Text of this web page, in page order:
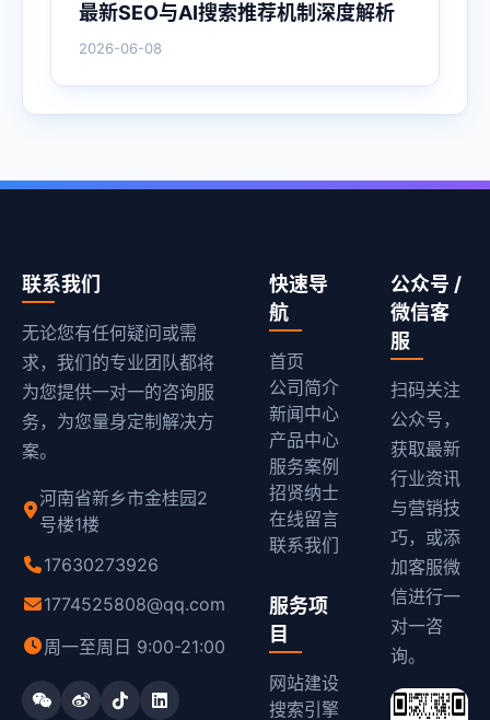
最新SEO与AI搜索推荐机制深度解析
2026-06-08
联系我们
无论您有任何疑问或需
求，我们的专业团队都将
为您提供一对一的咨询服
务，为您量身定制解决方
案。
河南省新乡市金桂园2
号楼1楼
17630273926
1774525808@qq.com
周一至周日 9:00-21:00
快速导
航
首页
公司简介
新闻中心
产品中心
服务案例
招贤纳士
在线留言
联系我们
服务项
目
网站建设
搜索引擎
公众号 /
微信客
服
扫码关注
公众号，
获取最新
行业资讯
与营销技
巧，或添
加客服微
信进行一
对一咨
询。